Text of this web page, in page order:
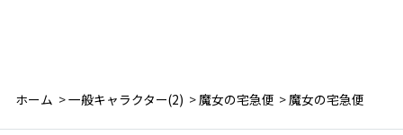
ホーム >一般キャラクター(2) >魔女の宅急便 >魔女の宅急便